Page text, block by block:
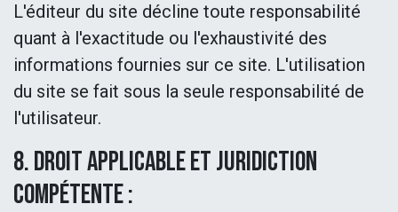
L'éditeur du site décline toute responsabilité
quant à l'exactitude ou l'exhaustivité des
informations fournies sur ce site. L'utilisation
du site se fait sous la seule responsabilité de
l'utilisateur.
8. Droit applicable et juridiction
compétente :